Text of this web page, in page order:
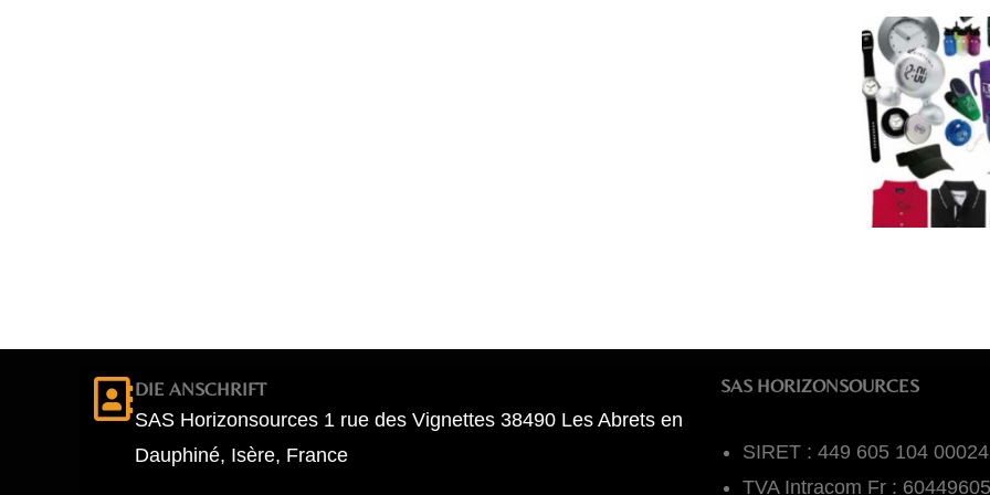
DIE ANSCHRIFT
SAS Horizonsources 1 rue des Vignettes 38490 Les Abrets en
Dauphiné, Isère, France
SAS HORIZONSOURCES
SIRET : 449 605 104 00024
TVA Intracom Fr :